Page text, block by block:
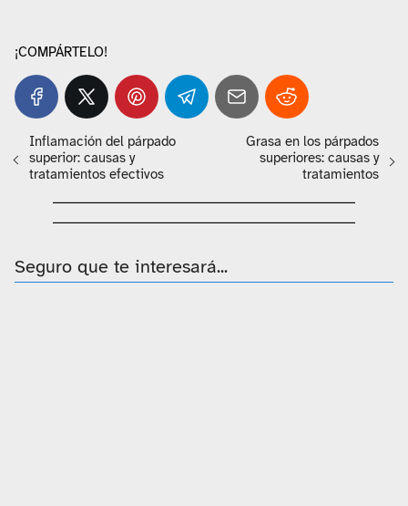
¡COMPÁRTELO!
Inflamación del párpado
superior: causas y
tratamientos efectivos
Grasa en los párpados
superiores: causas y
tratamientos
Seguro que te interesará...